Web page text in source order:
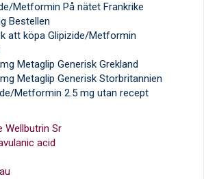
Metformin På nätet Frankrike
Bestellen
att köpa Glipizide/Metformin
Metaglip Generisk Grekland
Metaglip Generisk Storbritannien
Metformin 2.5 mg utan recept
Wellbutrin Sr
acid